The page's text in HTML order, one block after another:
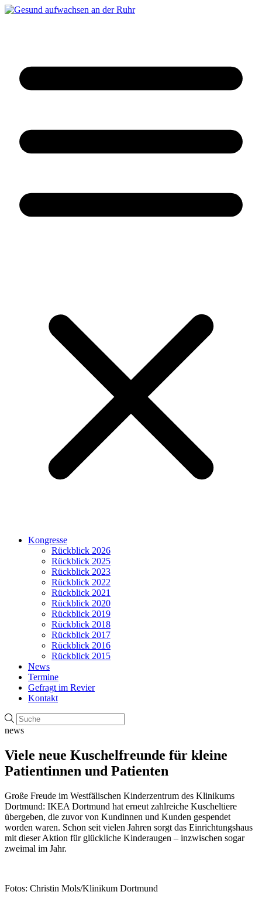
Kongresse
Rückblick 2026
Rückblick 2025
Rückblick 2023
Rückblick 2022
Rückblick 2021
Rückblick 2020
Rückblick 2019
Rückblick 2018
Rückblick 2017
Rückblick 2016
Rückblick 2015
News
Termine
Gefragt im Revier
Kontakt
news
Viele neue Kuschelfreunde für kleine
Patientinnen und Patienten
Große Freude im Westfälischen Kinderzentrum des Klinikums
Dortmund: IKEA Dortmund hat erneut zahlreiche Kuscheltiere
übergeben, die zuvor von Kundinnen und Kunden gespendet
worden waren. Schon seit vielen Jahren sorgt das Einrichtungshaus
mit dieser Aktion für glückliche Kinderaugen – inzwischen sogar
zweimal im Jahr.
Fotos: Christin Mols/Klinikum Dortmund